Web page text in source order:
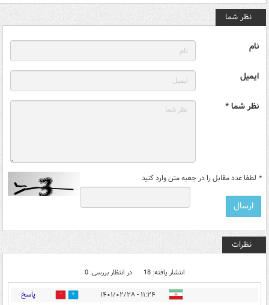
نظر شما
نام
ایمیل
نظر شما *
* لطفا عدد مقابل را در جعبه متن وارد کنید
نظرات
انتشار یافته: 18 در انتظار بررسی: 0
۱۱:۲۴ - ۱۴۰۱/۰۲/۲۸ 5 پاسخ